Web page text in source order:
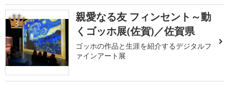
3
親愛なる友 フィンセント～動
くゴッホ展(佐賀)／佐賀県
ゴッホの作品と生涯を紹介するデジタルフ
ァインアート展